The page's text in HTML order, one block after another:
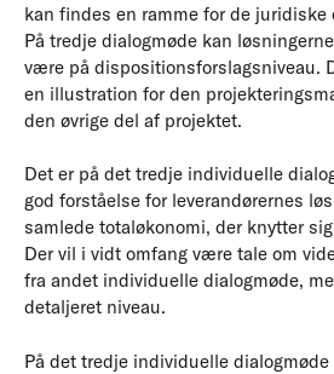
kan findes en ramme for de juridiske
På tredje dialogmøde kan
være på dispositionsforslagsniveau.
en illustration for den
den øvrige del af projektet.
Det er på det tredje individuelle
god forståelse for leverandørernes
samlede totaløkonomi, der knytter
Der vil i vidt omfang være tale om
fra andet individuelle dialogmøde,
detaljeret niveau.
På det tredje individuelle